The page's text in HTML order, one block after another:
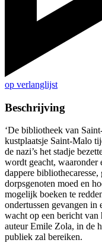
op verlanglijst
Beschrijving
‘De bibliotheek van
kustplaatsje Saint-Malo
de nazi’s het stadje
wordt geacht, waaronder
dappere
dorpsgenoten moed en
mogelijk boeken te
ondertussen gevangen
wacht op een bericht van
auteur Emile Zola, in de
publiek zal bereiken.